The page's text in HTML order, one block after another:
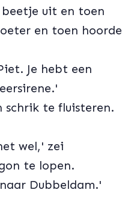
uit en toen
en toen hoorde
Je hebt een
schrik te fluisteren.
wel,' zei
te lopen.
Dubbeldam.'